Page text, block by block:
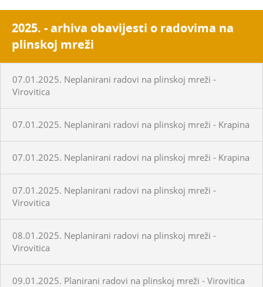
2025. - arhiva obavijesti o radovima na
plinskoj mreži
07.01.2025. Neplanirani radovi na plinskoj mreži -
Virovitica
07.01.2025. Neplanirani radovi na plinskoj mreži - Krapina
07.01.2025. Neplanirani radovi na plinskoj mreži - Krapina
07.01.2025. Neplanirani radovi na plinskoj mreži -
Virovitica
08.01.2025. Neplanirani radovi na plinskoj mreži -
Virovitica
09.01.2025. Planirani radovi na plinskoj mreži - Virovitica